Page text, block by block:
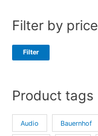
Filter by price
Filter
Product tags
Audio Bauernhof